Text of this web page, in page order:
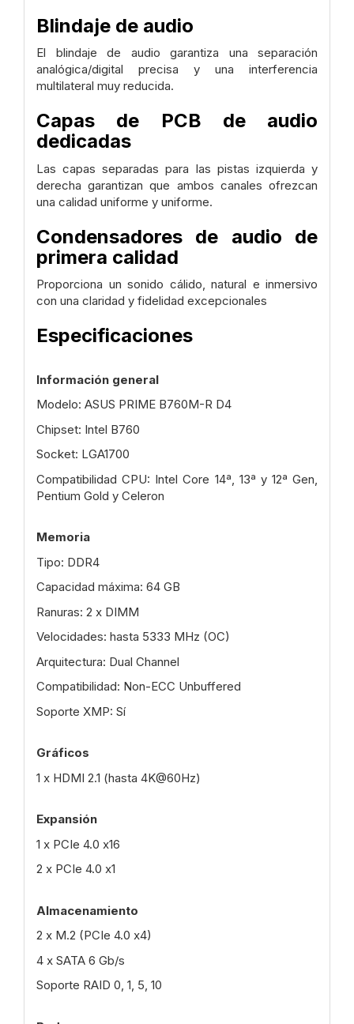
Blindaje de audio
El blindaje de audio garantiza una separación
analógica/digital precisa y una interferencia
multilateral muy reducida.
Capas de PCB de audio
dedicadas
Las capas separadas para las pistas izquierda y
derecha garantizan que ambos canales ofrezcan
una calidad uniforme y uniforme.
Condensadores de audio de
primera calidad
Proporciona un sonido cálido, natural e inmersivo
con una claridad y fidelidad excepcionales
Especificaciones
Información general
Modelo: ASUS PRIME B760M-R D4
Chipset: Intel B760
Socket: LGA1700
Compatibilidad CPU: Intel Core 14ª, 13ª y 12ª Gen,
Pentium Gold y Celeron
Memoria
Tipo: DDR4
Capacidad máxima: 64 GB
Ranuras: 2 x DIMM
Velocidades: hasta 5333 MHz (OC)
Arquitectura: Dual Channel
Compatibilidad: Non-ECC Unbuffered
Soporte XMP: Sí
Gráficos
1 x HDMI 2.1 (hasta 4K@60Hz)
Expansión
1 x PCIe 4.0 x16
2 x PCIe 4.0 x1
Almacenamiento
2 x M.2 (PCIe 4.0 x4)
4 x SATA 6 Gb/s
Soporte RAID 0, 1, 5, 10